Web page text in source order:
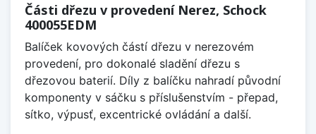
Části dřezu v provedení Nerez, Schock
400055EDM
Balíček kovových částí dřezu v nerezovém
provedení, pro dokonalé sladění dřezu s
dřezovou baterií. Díly z balíčku nahradí původní
komponenty v sáčku s příslušenstvím - přepad,
sítko, výpusť, excentrické ovládání a další.